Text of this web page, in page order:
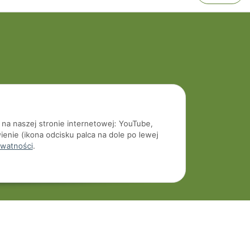
naszej stronie internetowej: YouTube,
(ikona odcisku palca na dole po lewej
.